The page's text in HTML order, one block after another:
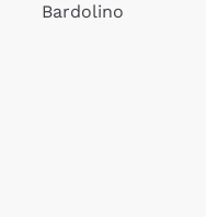
Bardolino